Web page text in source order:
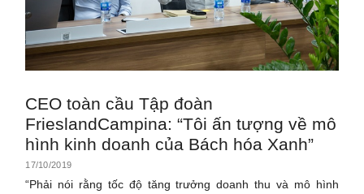
CEO toàn cầu Tập đoàn
FrieslandCampina: “Tôi ấn tượng về mô
hình kinh doanh của Bách hóa Xanh”
17/10/2019
“Phải nói rằng tốc độ tăng trưởng doanh thu và mô hình